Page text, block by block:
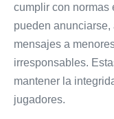
cumplir con normas
pueden
mensajes a
irresponsables.
mantener la
jugadores.